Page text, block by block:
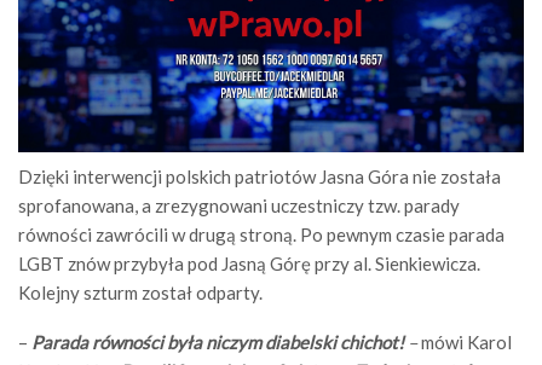
Dzięki interwencji polskich patriotów Jasna Góra nie została
sprofanowana, a zrezygnowani uczestniczy tzw. parady
równości zawrócili w drugą stroną. Po pewnym czasie parada
LGBT znów przybyła pod Jasną Górę przy al. Sienkiewicza.
Kolejny szturm został odparty.
– Parada równości była niczym diabelski chichot!–mówi Karol